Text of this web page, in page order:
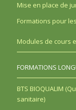
Mise en place de
Formations pour
Modules de cours
FORMATIONS
BTS BIOQUALIM
sanitaire)